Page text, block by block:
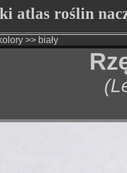
atlas roślin
>> biały